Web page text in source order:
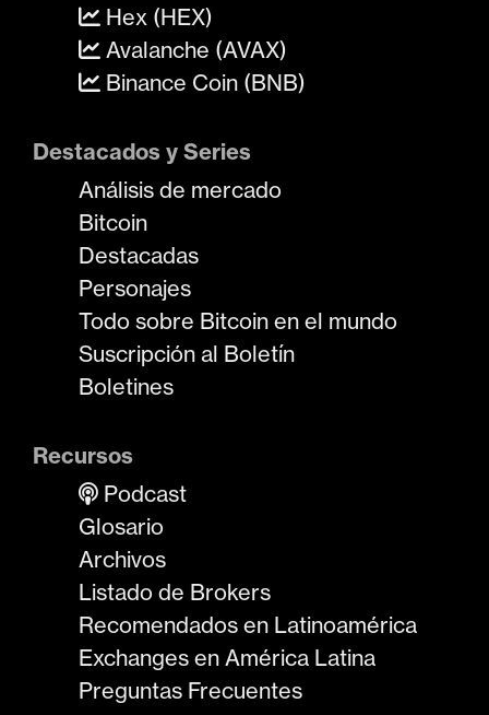
Hex (HEX)
Avalanche (AVAX)
Binance Coin (BNB)
Destacados y Series
Análisis de mercado
Bitcoin
Destacadas
Personajes
Todo sobre Bitcoin en el mundo
Suscripción al Boletín
Boletines
Recursos
Podcast
Glosario
Archivos
Listado de Brokers
Recomendados en Latinoamérica
Exchanges en América Latina
Preguntas Frecuentes